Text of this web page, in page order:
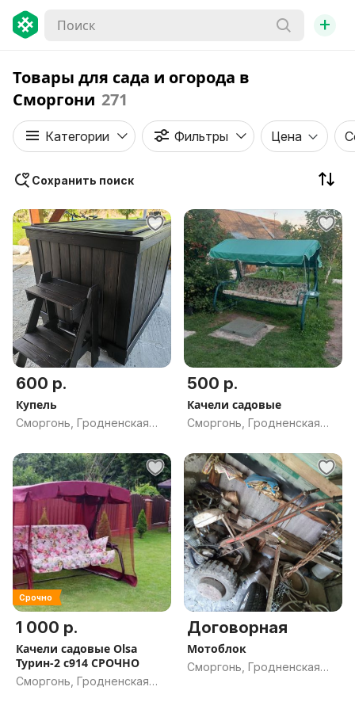
+
Товары для сада и огорода в
Сморгони 271
Категории Фильтры Цена
Сохранить поиск
600 р.
Купель
Сморгонь, Гродненская
500 р.
Качели садовые
Сморгонь, Гродненская
Срочно
1 000 р.
Качели садовые Olsa
Турин-2 с914 СРОЧНО
Сморгонь, Гродненская
Договорная
Мотоблок
Сморгонь, Гродненская